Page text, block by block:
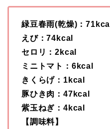
緑豆春雨(乾燥)：71kcal
えび：74kcal
セロリ：2kcal
ミニトマト：6kcal
きくらげ：1kcal
豚ひき肉：47kcal
紫玉ねぎ：4kcal
【調味料】